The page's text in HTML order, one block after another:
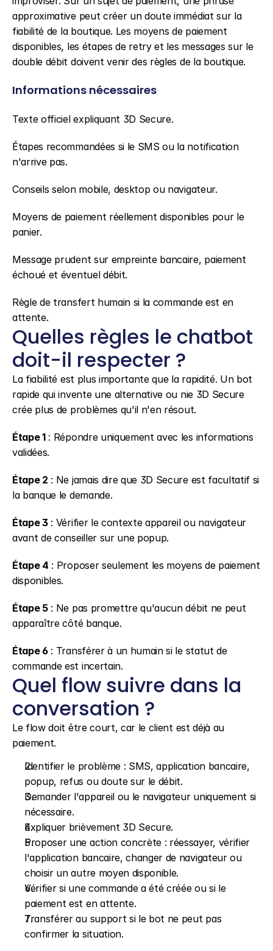
approximative peut créer un doute immédiat sur la
fiabilité de la boutique. Les moyens de paiement
disponibles, les étapes de retry et les messages sur le
double débit doivent venir des règles de la boutique.
Informations nécessaires
Texte officiel expliquant 3D Secure.
Étapes recommandées si le SMS ou la notification
n'arrive pas.
Conseils selon mobile, desktop ou navigateur.
Moyens de paiement réellement disponibles pour le
panier.
Message prudent sur empreinte bancaire, paiement
échoué et éventuel débit.
Règle de transfert humain si la commande est en
attente.
Quelles règles le chatbot
doit-il respecter ?
La fiabilité est plus importante que la rapidité. Un bot
rapide qui invente une alternative ou nie 3D Secure
crée plus de problèmes qu'il n'en résout.
Étape 1 : Répondre uniquement avec les informations
validées.
Étape 2 : Ne jamais dire que 3D Secure est facultatif si
la banque le demande.
Étape 3 : Vérifier le contexte appareil ou navigateur
avant de conseiller sur une popup.
Étape 4 : Proposer seulement les moyens de paiement
disponibles.
Étape 5 : Ne pas promettre qu'aucun débit ne peut
apparaître côté banque.
Étape 6 : Transférer à un humain si le statut de
commande est incertain.
Quel flow suivre dans la
conversation ?
Le flow doit être court, car le client est déjà au
paiement.
Identifier le problème : SMS, application bancaire,
popup, refus ou doute sur le débit.
Demander l'appareil ou le navigateur uniquement si
nécessaire.
Expliquer brièvement 3D Secure.
Proposer une action concrète : réessayer, vérifier
l'application bancaire, changer de navigateur ou
choisir un autre moyen disponible.
Vérifier si une commande a été créée ou si le
paiement est en attente.
Transférer au support si le bot ne peut pas
confirmer la situation.